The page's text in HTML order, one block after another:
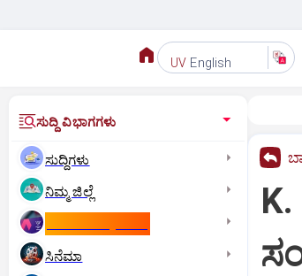
UV English
ಸುದ್ದಿ ವಿಭಾಗಗಳು
ಸುದ್ದಿಗಳು
ನಿಮ್ಮ ಜಿಲ್ಲೆ
ಸಿನೆಮಾ